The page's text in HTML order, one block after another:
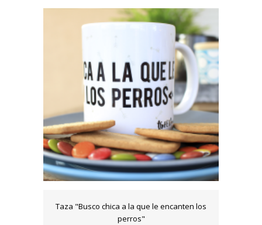
Taza "Busco chica a la que le encanten los
perros"